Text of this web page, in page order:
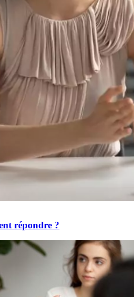
répondre ?